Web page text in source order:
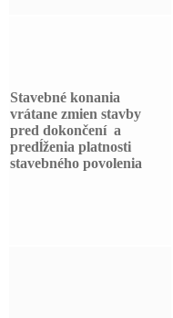
Stavebné konania
vrátane zmien stavby
pred dokončení a
predĺženia platnosti
stavebného povolenia